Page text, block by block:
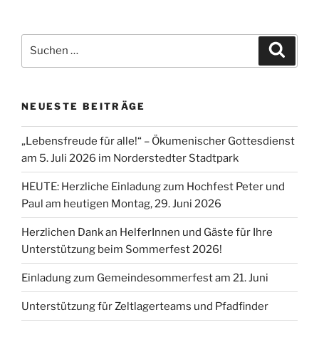
nach:
NEUESTE BEITRÄGE
„Lebensfreude für alle!“ – Ökumenischer Gottesdienst
am 5. Juli 2026 im Norderstedter Stadtpark
HEUTE: Herzliche Einladung zum Hochfest Peter und
Paul am heutigen Montag, 29. Juni 2026
Herzlichen Dank an HelferInnen und Gäste für Ihre
Unterstützung beim Sommerfest 2026!
Einladung zum Gemeindesommerfest am 21. Juni
Unterstützung für Zeltlagerteams und Pfadfinder